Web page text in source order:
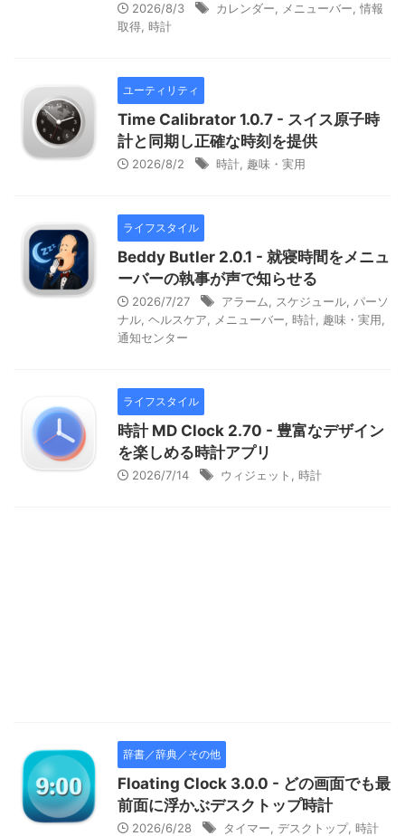
2026/8/3 カレンダー メニューバー 情報
取得 時計
ユーティリティ
Time Calibrator 1.0.7 - スイス原子時
計と同期し正確な時刻を提供
2026/8/2 時計 趣味・実用
ライフスタイル
Beddy Butler 2.0.1 - 就寝時間をメニュ
ーバーの執事が声で知らせる
2026/7/27 アラーム スケジュール パーソ
ナル ヘルスケア メニューバー 時計 趣味・実用
通知センター
ライフスタイル
時計 MD Clock 2.70 - 豊富なデザイン
を楽しめる時計アプリ
2026/7/14 ウィジェット 時計
辞書／辞典／その他
Floating Clock 3.0.0 - どの画面でも最
前面に浮かぶデスクトップ時計
2026/6/28 タイマー デスクトップ, 時計